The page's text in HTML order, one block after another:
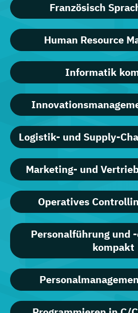
Französisch
Human Resource
Informatik
Logistik- und Supply-
Marketing- und
Operatives
Personalführung und
kompakt